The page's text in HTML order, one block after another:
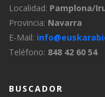
Localidad: Pamplona/
Provincia: Navarra
E-Mail:
Teléfono: 848 42 60 54
BUSCADOR